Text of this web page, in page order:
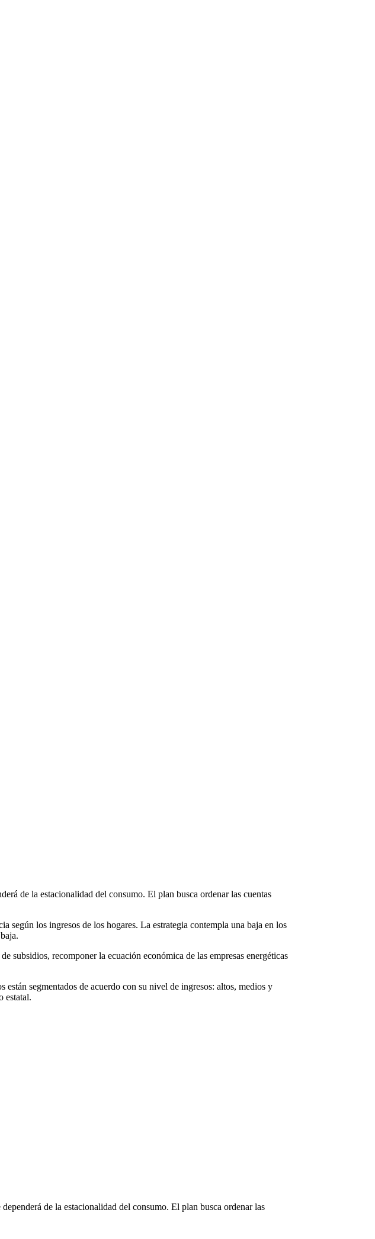
de la estacionalidad del consumo. El plan busca ordenar las cuentas
según los ingresos de los hogares. La estrategia contempla una baja en los
recomponer la ecuación económica de las empresas energéticas
segmentados de acuerdo con su nivel de ingresos: altos, medios y
estatal.
de la estacionalidad del consumo. El plan busca ordenar las